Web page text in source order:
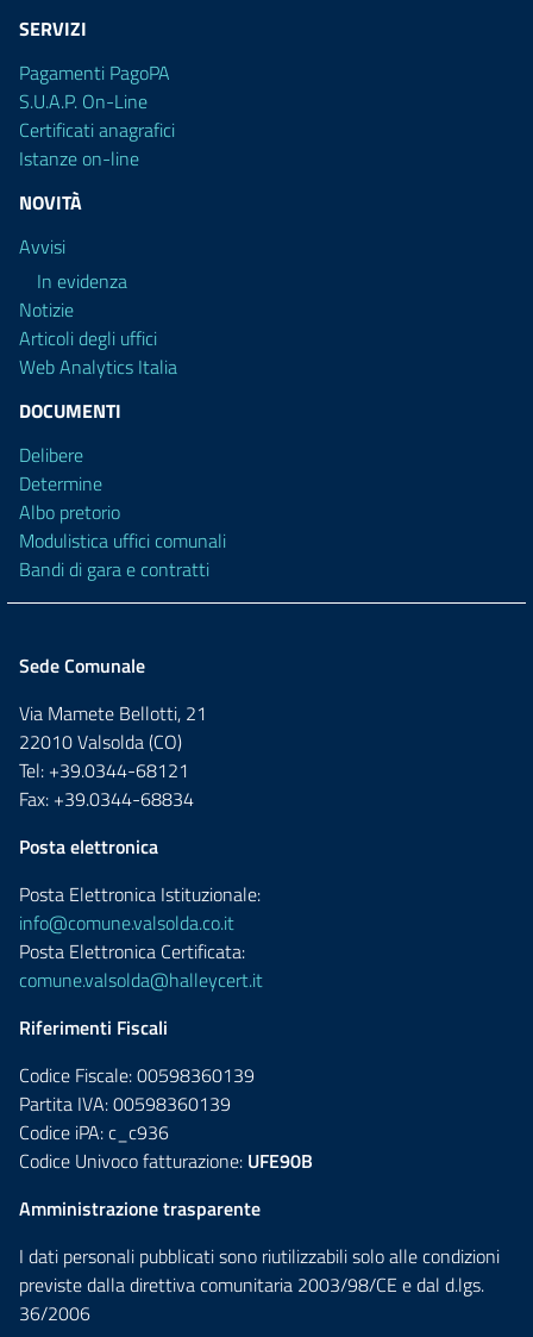
SERVIZI
Pagamenti PagoPA
S.U.A.P. On-Line
Certificati anagrafici
Istanze on-line
NOVITÀ
Avvisi
In evidenza
Notizie
Articoli degli uffici
Web Analytics Italia
DOCUMENTI
Delibere
Determine
Albo pretorio
Modulistica uffici comunali
Bandi di gara e contratti
Sede Comunale
Via Mamete Bellotti, 21
22010 Valsolda (CO)
Tel: +39.0344-68121
Fax: +39.0344-68834
Posta elettronica
Posta Elettronica Istituzionale:
info@comune.valsolda.co.it
Posta Elettronica Certificata:
comune.valsolda@halleycert.it
Riferimenti Fiscali
Codice Fiscale: 00598360139
Partita IVA: 00598360139
Codice iPA: c_c936
Codice Univoco fatturazione: UFE90B
Amministrazione trasparente
I dati personali pubblicati sono riutilizzabili solo alle condizioni
previste dalla direttiva comunitaria 2003/98/CE e dal d.lgs.
36/2006